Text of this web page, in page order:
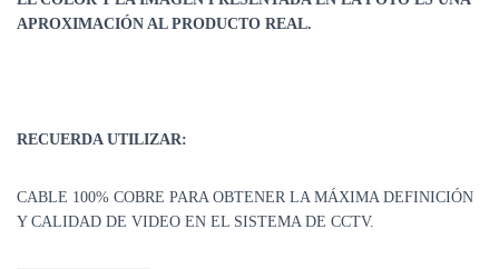
APROXIMACIÓN AL PRODUCTO REAL.
RECUERDA UTILIZAR:
CABLE 100% COBRE PARA OBTENER LA MÁXIMA DEFINICIÓN
Y CALIDAD DE VIDEO EN EL SISTEMA DE CCTV.